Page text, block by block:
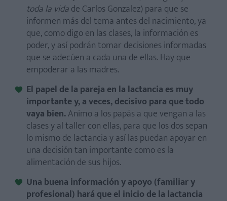
toda la vidade Carlos Gonzalez) para que se
informen más del tema antes del nacimiento, ya
que, como digo en las clases, la información es
poder, y así podrán tomar decisiones informadas
que se adecúen a cada una de ellas. Hay que
empoderar a las madres.
El papel de la pareja en la lactancia es muy
importante y, a veces, decisivo para que todo
vaya bien.Animo a los papás a que vengan a las
clases y al taller con ellas, para que los dos sepan
lo mismo de lactancia y así las puedan apoyar en
una decisión tan importante como es la
alimentación de sus hijos.
Una buena información y apoyo (familiar y
profesional) hará que el inicio de la lactancia